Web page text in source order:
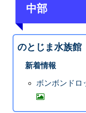
中部
のとじま水族館
新着情報
ボンボンドロ